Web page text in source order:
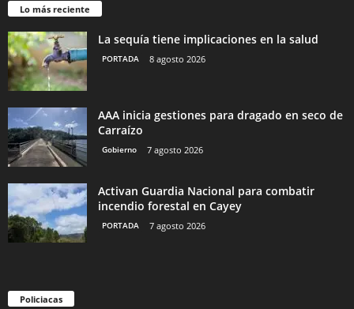
Lo más reciente
La sequía tiene implicaciones en la salud
PORTADA 8 agosto 2026
AAA inicia gestiones para dragado en seco de
Carraízo
Gobierno 7 agosto 2026
Activan Guardia Nacional para combatir
incendio forestal en Cayey
PORTADA 7 agosto 2026
Policiacas